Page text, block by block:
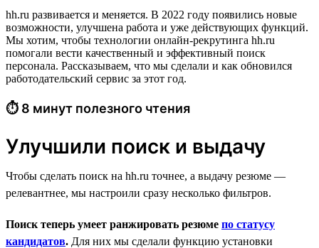
hh.ru развивается и меняется. В 2022 году появились новые
возможности, улучшена работа и уже действующих функций.
Мы хотим, чтобы технологии онлайн-рекрутинга hh.ru
помогали вести качественный и эффективный поиск
персонала. Рассказываем, что мы сделали и как обновился
работодательский сервис за этот год.
⏱ 8 минут полезного чтения
Улучшили поиск и выдачу
Чтобы сделать поиск на hh.ru точнее, а выдачу резюме —
релевантнее, мы настроили сразу несколько фильтров.
Поиск теперь умеет ранжировать резюме по статусу
кандидатов. Для них мы сделали функцию установки